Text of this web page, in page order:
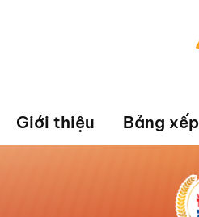
Giới thiệu Bảng